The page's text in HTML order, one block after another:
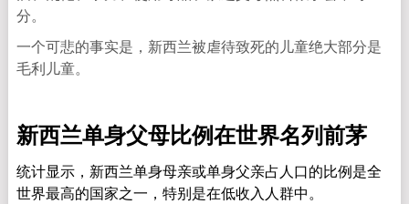
分。
一个可悲的事实是，新西兰被虐待致死的儿童绝大部分是
毛利儿童。
新西兰单身父母比例在世界名列前茅
统计显示，新西兰单身母亲或单身父亲占人口的比例是全
世界最高的国家之一，特别是在低收入人群中。